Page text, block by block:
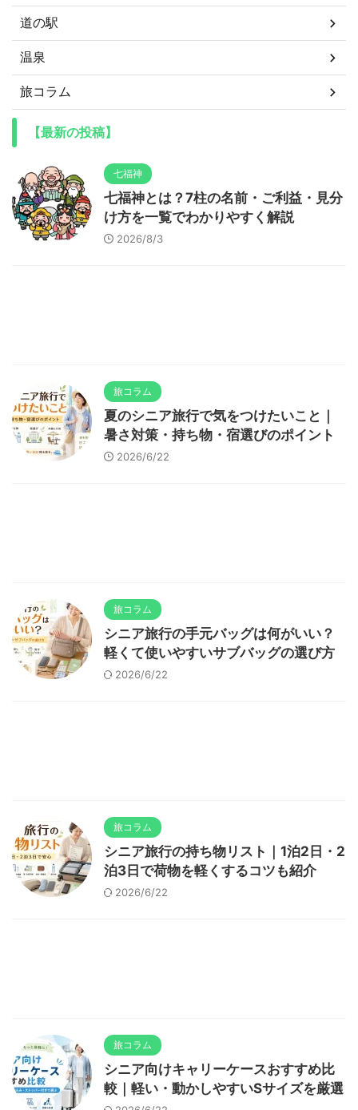
道の駅
温泉
旅コラム
【最新の投稿】
七福神
七福神とは？7柱の名前・ご利益・見分
け方を一覧でわかりやすく解説
2026/8/3
旅コラム
夏のシニア旅行で気をつけたいこと｜
暑さ対策・持ち物・宿選びのポイント
2026/6/22
旅コラム
シニア旅行の手元バッグは何がいい？
軽くて使いやすいサブバッグの選び方
2026/6/22
旅コラム
シニア旅行の持ち物リスト｜1泊2日・2
泊3日で荷物を軽くするコツも紹介
2026/6/22
旅コラム
シニア向けキャリーケースおすすめ比
較｜軽い・動かしやすいSサイズを厳選